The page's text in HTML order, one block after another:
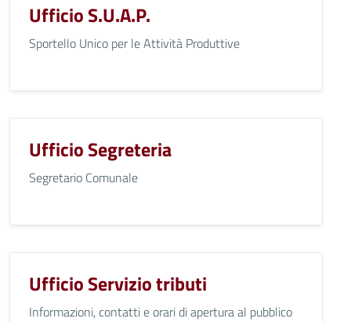
Ufficio S.U.A.P.
Sportello Unico per le Attività Produttive
Ufficio Segreteria
Segretario Comunale
Ufficio Servizio tributi
Informazioni, contatti e orari di apertura al pubblico